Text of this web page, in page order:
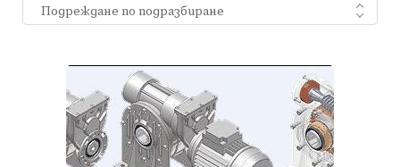
Подреждане по подразбиране